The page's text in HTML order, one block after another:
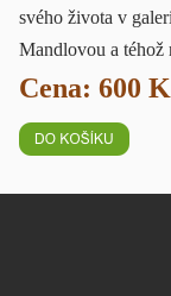
svého života v
Mandlovou a
Cena: 600